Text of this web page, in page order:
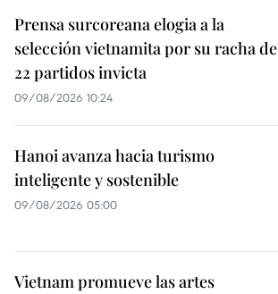
Prensa surcoreana elogia a la
selección vietnamita por su racha de
22 partidos invicta
09/08/2026 10:24
Hanoi avanza hacia turismo
inteligente y sostenible
09/08/2026 05:00
Vietnam promueve las artes